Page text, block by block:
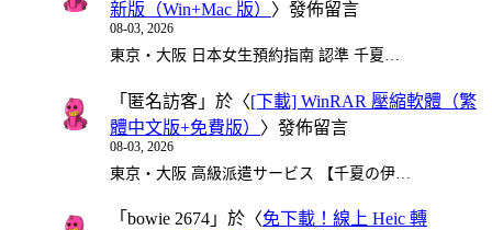
新版（Win+Mac 版） 〉發佈留言
08-03, 2026
東京・大阪 日本女生預約指南 認準 千夏…
「 匿名訪客 」於〈[下載] WinRAR 壓縮軟體（繁
體中文版+免費版） 〉發佈留言
08-03, 2026
東京・大阪 高級派遣サービス 【千夏の伊…
「 bowie 2674 」於〈免下載！線上 Heic 轉